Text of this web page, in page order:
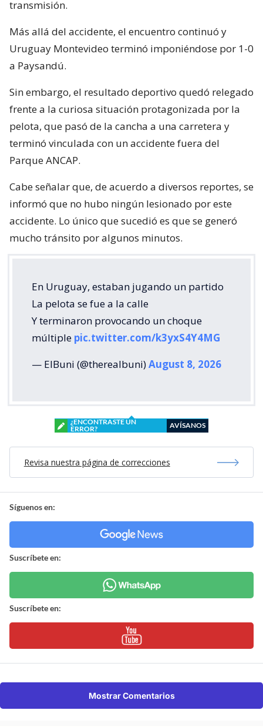
transmisión.
Más allá del accidente, el encuentro continuó y
Uruguay Montevideo terminó imponiéndose por 1-0
a Paysandú.
Sin embargo, el resultado deportivo quedó relegado
frente a la curiosa situación protagonizada por la
pelota, que pasó de la cancha a una carretera y
terminó vinculada con un accidente fuera del
Parque ANCAP.
Cabe señalar que, de acuerdo a diversos reportes, se
informó que no hubo ningún lesionado por este
accidente. Lo único que sucedió es que se generó
mucho tránsito por algunos minutos.
En Uruguay, estaban jugando un partido
La pelota se fue a la calle
Y terminaron provocando un choque
múltiple pic.twitter.com/k3yxS4Y4MG
— ElBuni (@therealbuni)August 8, 2026
¿ENCONTRASTE UN
ERROR?
AVÍSANOS
Revisa nuestra página de correcciones
Síguenos en:
Suscríbete en:
Suscríbete en:
Mostrar Comentarios